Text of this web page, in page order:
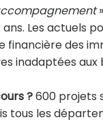
ans. Les
des
inadaptées aux
?600 projets
tous les